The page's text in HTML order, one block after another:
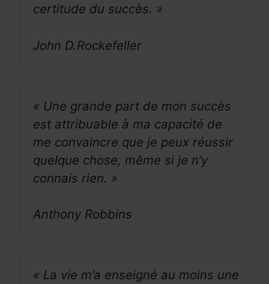
certitude du succès. »
John D.Rockefeller
« Une grande part de mon succès
est attribuable à ma capacité de
me convaincre que je peux réussir
quelque chose, même si je n’y
connais rien. »
Anthony Robbins
« La vie m’a enseigné au moins une